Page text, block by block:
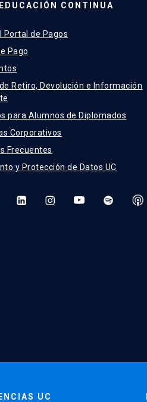
CONTINUA
Portal de Pagos
Pago
Retiro, Devolución e Información
para Alumnos de Diplomados
Corporativos
Frecuentes
y Protección de Datos UC
UC